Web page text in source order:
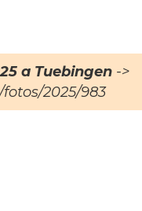
a Tuebingen ->
2025/983